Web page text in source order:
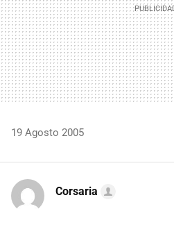
19 Agosto 2005
Corsaria